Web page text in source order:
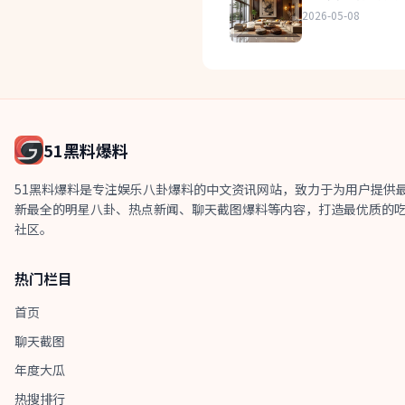
2026-05-08
51黑料爆料
51黑料爆料是专注娱乐八卦爆料的中文资讯网站，致力于为用户提供
新最全的明星八卦、热点新闻、聊天截图爆料等内容，打造最优质的
社区。
热门栏目
首页
聊天截图
年度大瓜
热搜排行